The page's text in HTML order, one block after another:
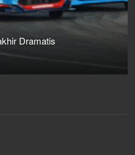
Dramatis